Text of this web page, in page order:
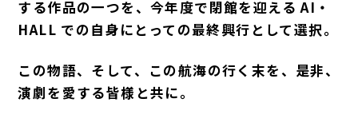
する作品の一つを、今年度で閉館を迎える AI・
HALL での自身にとっての最終興行として選択。
この物語、そして、この航海の行く末を、是非、
演劇を愛する皆様と共に。